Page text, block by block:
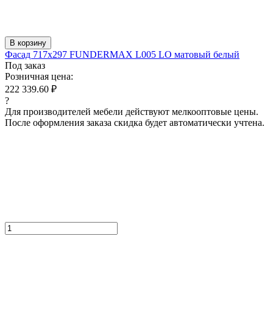
В корзину
Фасад 717x297 FUNDERMAX L005 LO матовый белый
Под заказ
Розничная цена:
222 339.60 ₽
?
Для производителей мебели действуют мелкооптовые цены.
После оформления заказа скидка будет автоматически учтена.